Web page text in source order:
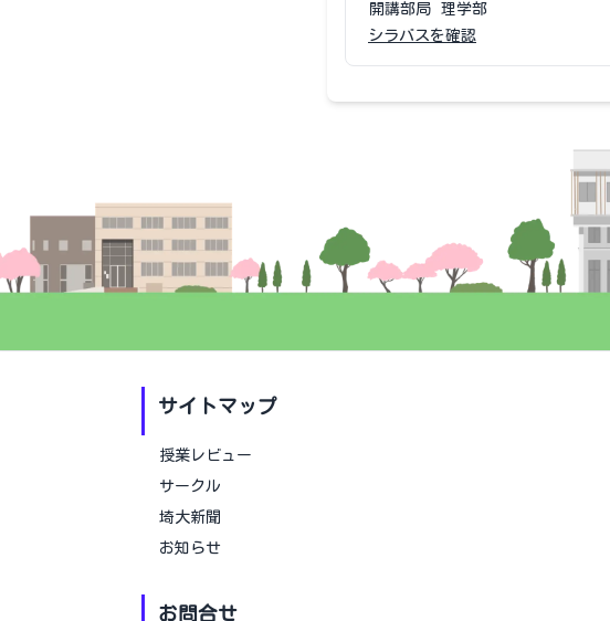
開講部局
理学部
シラバスを確認
サイトマップ
授業レビュー
サークル
埼大新聞
お知らせ
お問合せ